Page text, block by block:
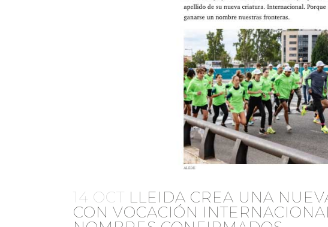
14 OCT LLEIDA CREA UNA
CON VOCACIÓN